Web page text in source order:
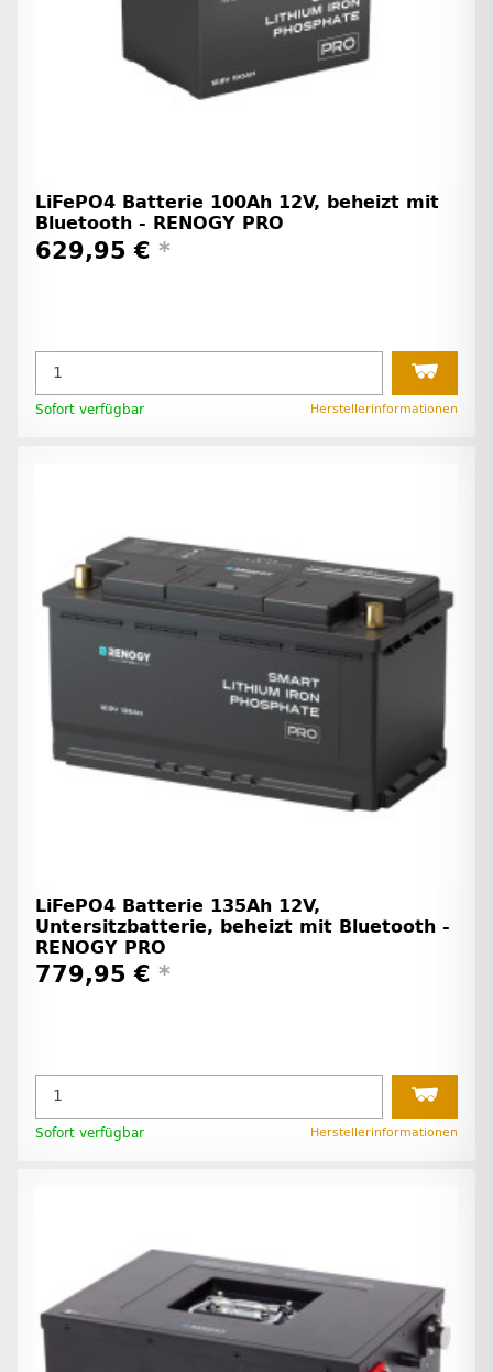
LiFePO4 Batterie 100Ah 12V, beheizt mit
Bluetooth - RENOGY PRO
629,95 € *
Sofort verfügbar Herstellerinformationen
LiFePO4 Batterie 135Ah 12V,
Untersitzbatterie, beheizt mit Bluetooth -
RENOGY PRO
779,95 € *
Sofort verfügbar Herstellerinformationen